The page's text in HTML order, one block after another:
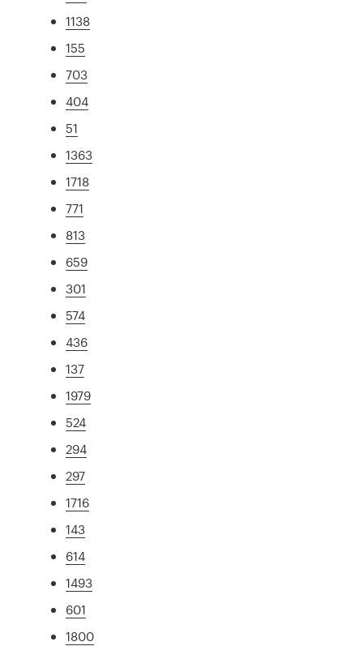
1138
155
703
404
51
1363
1718
771
813
659
301
574
436
137
1979
524
294
297
1716
143
614
1493
601
1800